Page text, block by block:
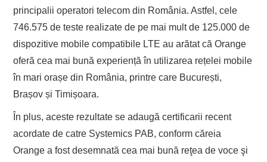
principalii operatori telecom din România. Astfel, cele
746.575 de teste realizate de pe mai mult de 125.000 de
dispozitive mobile compatibile LTE au arătat că Orange
oferă cea mai bună experiență în utilizarea rețelei mobile
în mari orașe din România, printre care București,
Brașov și Timișoara.
În plus, aceste rezultate se adaugă certificarii recent
acordate de catre Systemics PAB, conform căreia
Orange a fost desemnată cea mai bună reţea de voce şi